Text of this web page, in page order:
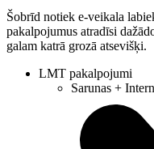
Šobrīd notiek e-veikala
pakalpojumus atradīsi
galam katrā grozā atsevišķi.
LMT pakalpojumi
Sarunas +